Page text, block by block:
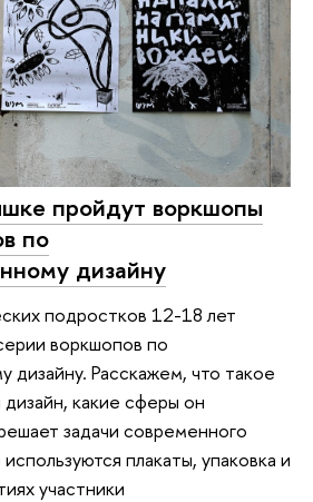
пройдут воркшопы
по
дизайну
подростков 12-18 лет
воркшопов по
дизайну. Расскажем, что такое
какие сферы он
задачи современного
плакаты, упаковка и
участники